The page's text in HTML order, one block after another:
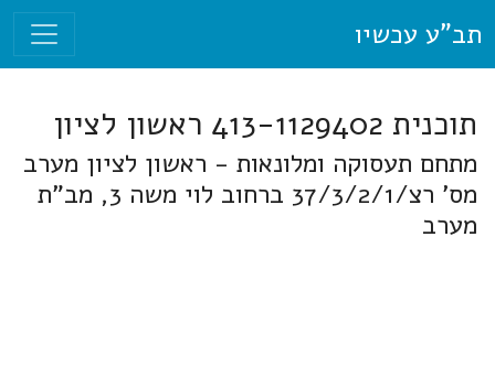
תב"ע עכשיו
תוכנית 413-1129402 ראשון לציון
מתחם תעסוקה ומלונאות - ראשון לציון מערב
מס' רצ/37/3/2/1 ברחוב לוי משה 3, מב"ת
מערב